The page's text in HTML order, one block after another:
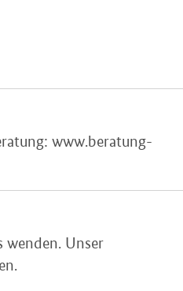
www.beratung-
wenden. Unser